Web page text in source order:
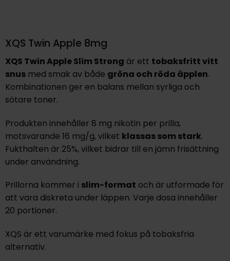
XQS Twin Apple 8mg
XQS Twin Apple Slim Strong är ett tobaksfritt vitt
snusmed smak av både gröna och röda äpplen.
Kombinationen ger en balans mellan syrliga och
sötare toner.
Produkten innehåller 8 mg nikotin per prilla,
motsvarande 16 mg/g, vilket klassas som stark.
Fukthalten är 25%, vilket bidrar till en jämn frisättning
under användning.
Prillorna kommer i slim-format och är utformade för
att vara diskreta under läppen. Varje dosa innehåller
20 portioner.
XQS är ett varumärke med fokus på tobaksfria
alternativ.